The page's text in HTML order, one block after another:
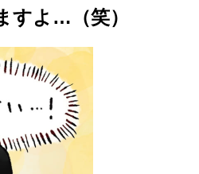
すよ…（笑）